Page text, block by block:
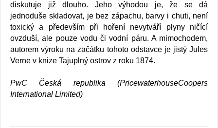
diskutuje již dlouho. Jeho výhodou je, že se dá
jednoduše skladovat, je bez zápachu, barvy i chuti, není
toxický a především při hoření nevytváří plyny ničící
ovzduší, ale pouze vodu či vodní páru. A mimochodem,
autorem výroku na začátku tohoto odstavce je jistý Jules
Verne v knize Tajuplný ostrov z roku 1874.
PwC Česká republika (PricewaterhouseCoopers
International Limited)